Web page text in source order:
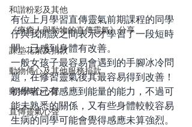
和諧粉彩及其他
《療癒人與動物的直傳靈氣》分享
課堂花絮及捐款
動物傳心及其他服務捐款
動物傳心心聲
直傳靈氣心聲
有位上月學習直傳靈氣前期課程的同學
仔與我閒談之間表示才學習了一段短時
間，已感到身體有改善。
一般女孩子最容易會遇到的手腳冰冷問
題，在修習靈氣後其最容易得到改善！
初學者已有感應到能量的能力，不過可
能未熟悉的關係，又有些身體較較容易
生病的同學可能會覺得感應未算強烈。